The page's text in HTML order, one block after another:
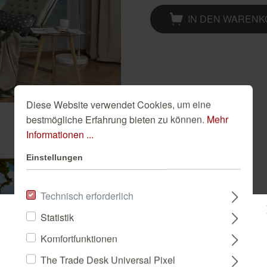
Golden Hour Novella
Schwarze Tapeten
Tapete Beige
Türkise Tapeten
Weiße Tapeten
IN DEN
DEUTSCHLAND
Diese Website verwendet Cookies, um eine
bestmögliche Erfahrung bieten zu können. Mehr
Informationen ...
Einstellungen
Technisch erforderlich
Statistik
Komfortfunktionen
The Trade Desk Universal Pixel